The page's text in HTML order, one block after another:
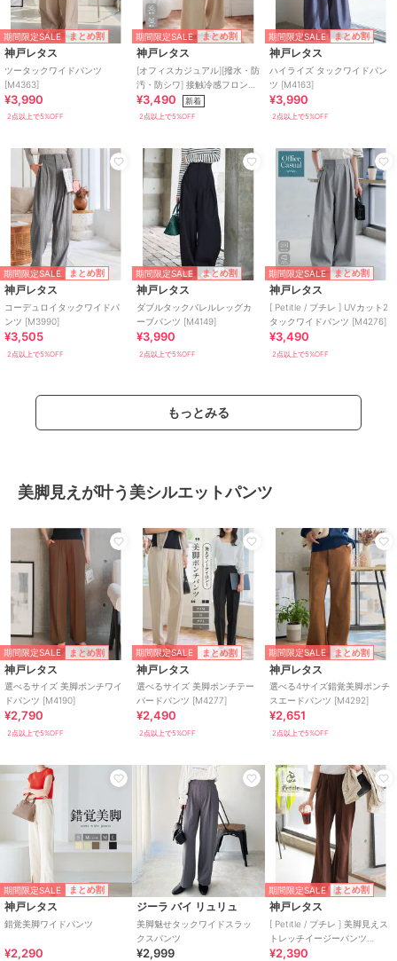
期間限定SALE まとめ割
神戸レタス
ツータックワイドパンツ
[M4363]
¥3,990
2点以上で5%OFF
期間限定SALE まとめ割
神戸レタス
[オフィスカジュアル][撥水・防
汚・防シワ] 接触冷感フロント
タックワイドスラックス
[M4408]
¥3,490 新着
2点以上で5%OFF
期間限定SALE まとめ割
神戸レタス
ハイライズ タックワイドパン
ツ [M4163]
¥3,990
2点以上で5%OFF
期間限定SALE まとめ割
神戸レタス
コーデュロイタックワイドパ
ンツ [M3990]
¥3,505
2点以上で5%OFF
期間限定SALE まとめ割
神戸レタス
ダブルタックバレルレッグカ
ーブパンツ [M4149]
¥3,990
2点以上で5%OFF
期間限定SALE まとめ割
神戸レタス
[ Petitle / プチレ ] UVカット2
タックワイドパンツ [M4276]
¥3,490
2点以上で5%OFF
もっとみる
美脚見えが叶う美シルエットパンツ
期間限定SALE まとめ割
神戸レタス
選べるサイズ 美脚ポンチワイ
ドパンツ [M4190]
¥2,790
2点以上で5%OFF
期間限定SALE まとめ割
神戸レタス
選べるサイズ 美脚ポンチテー
パードパンツ [M4277]
¥2,490
2点以上で5%OFF
期間限定SALE まとめ割
神戸レタス
選べる4サイズ錯覚美脚ポンチ
スエードパンツ [M4292]
¥2,651
2点以上で5%OFF
期間限定SALE まとめ割
神戸レタス
錯覚美脚ワイドパンツ
¥2,290
ジーラ バイ リュリュ
美脚魅せタックワイドスラッ
クスパンツ
¥2,999
期間限定SALE まとめ割
神戸レタス
[ Petitle / プチレ ] 美脚見えス
トレッチイージーパンツ
[M4266]
¥2,390